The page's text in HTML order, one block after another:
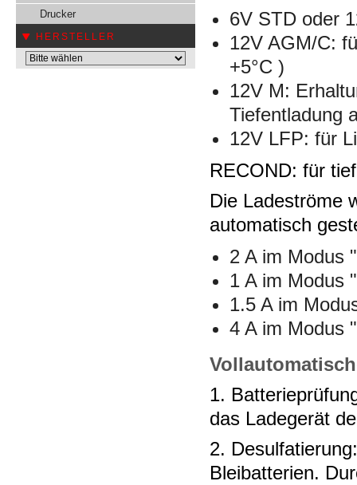
Drucker
HERSTELLER
6V STD oder
12V AGM/C:
+5°C )
12V M:
Tiefentladung
12V LFP: für
RECOND: für
Die Ladeströme
automatisch
2 A im Modus
1 A im Modus
1.5 A im
4 A im Modus
1.
das Ladegerät
2.
Bleibatterien.